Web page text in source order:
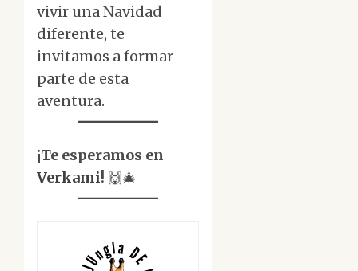
vivir una Navidad
diferente, te
invitamos a formar
parte de esta
aventura.
¡Te esperamos en
Verkami! 🙌🎄